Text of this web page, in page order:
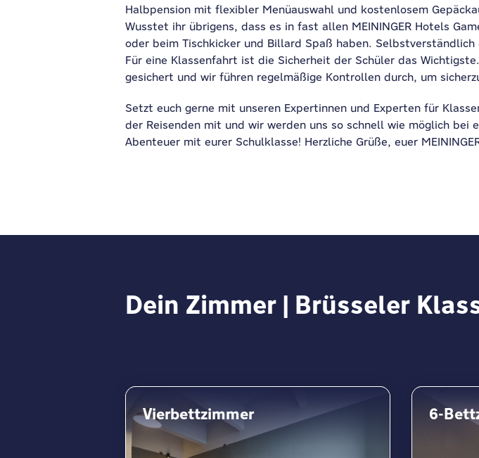
Halbpension mit flexibler Menüauswahl und kostenlosem
Wusstet ihr übrigens, dass es in fast allen MEININGER Hotels
oder beim Tischkicker und Billard Spaß haben.
Für eine Klassenfahrt ist die Sicherheit der Schüler das
gesichert und wir führen regelmäßige Kontrollen durch, um
Setzt euch gerne mit unseren Expertinnen und Experten für
der Reisenden mit und wir werden uns so schnell wie möglich bei
Abenteuer mit eurer Schulklasse! Herzliche Grüße, euer
Dein Zimmer | Brüsseler
Vierbettzimmer 6-